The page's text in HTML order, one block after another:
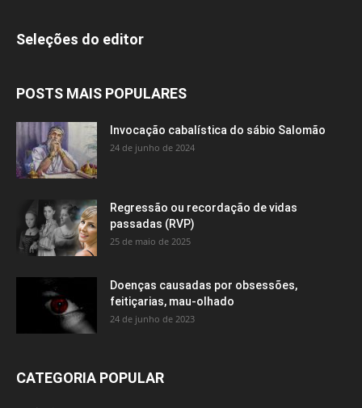
Seleções do editor
POSTS MAIS POPULARES
Invocação cabalística do sábio Salomão
24 de junho de 2024
Regressão ou recordação de vidas
passadas (RVP)
25 de maio de 2025
Doenças causadas por obsessões,
feitiçarias, mau-olhado
24 de junho de 2023
CATEGORIA POPULAR